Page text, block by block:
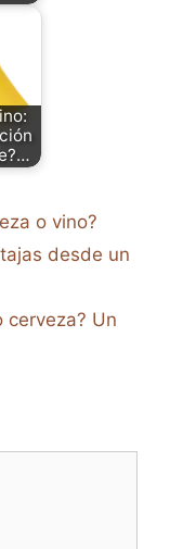
o vino?
desde un
cerveza? Un